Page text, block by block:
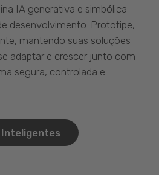
IA generativa e simbólica
desenvolvimento. Prototipe,
mantendo suas soluções
adaptar e crescer junto com
segura, controlada e